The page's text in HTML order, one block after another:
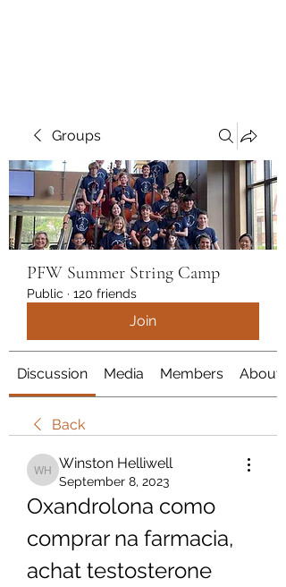
Groups
PFW Summer String Camp
Public · 120 friends
Join
Discussion Media Members About
Back
Winston Helliwell
Winston Helliwell
September 8, 2023
Oxandrolona como
comprar na farmacia,
achat testosterone